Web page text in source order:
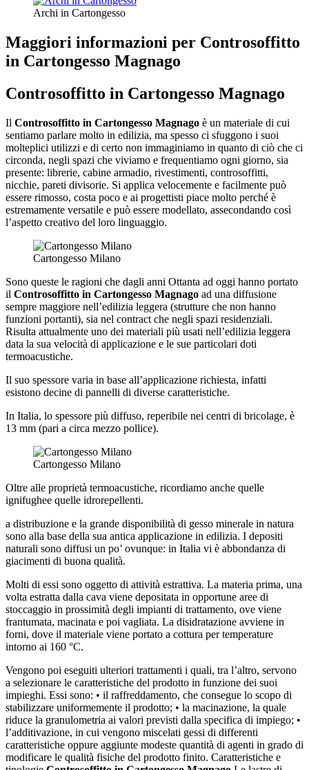
Archi in Cartongesso
Maggiori informazioni per Controsoffitto
in Cartongesso Magnago
Controsoffitto in Cartongesso Magnago
Il Controsoffitto in Cartongesso Magnago è un materiale di cui
sentiamo parlare molto in edilizia, ma spesso ci sfuggono i suoi
molteplici utilizzi e di certo non immaginiamo in quanto di ciò che ci
circonda, negli spazi che viviamo e frequentiamo ogni giorno, sia
presente: librerie, cabine armadio, rivestimenti, controsoffitti,
nicchie, pareti divisorie. Si applica velocemente e facilmente può
essere rimosso, costa poco e ai progettisti piace molto perché è
estremamente versatile e può essere modellato, assecondando così
l’aspetto creativo del loro linguaggio.
Cartongesso Milano
Sono queste le ragioni che dagli anni Ottanta ad oggi hanno portato
il Controsoffitto in Cartongesso Magnago ad una diffusione
sempre maggiore nell’edilizia leggera (strutture che non hanno
funzioni portanti), sia nel contract che negli spazi residenziali.
Risulta attualmente uno dei materiali più usati nell’edilizia leggera
data la sua velocità di applicazione e le sue particolari doti
termoacustiche.
Il suo spessore varia in base all’applicazione richiesta, infatti
esistono decine di pannelli di diverse caratteristiche.
In Italia, lo spessore più diffuso, reperibile nei centri di bricolage, è
13 mm (pari a circa mezzo pollice).
Cartongesso Milano
Oltre alle proprietà termoacustiche, ricordiamo anche quelle
ignifughee quelle idrorepellenti.
a distribuzione e la grande disponibilità di gesso minerale in natura
sono alla base della sua antica applicazione in edilizia. I depositi
naturali sono diffusi un po’ ovunque: in Italia vi è abbondanza di
giacimenti di buona qualità.
Molti di essi sono oggetto di attività estrattiva. La materia prima, una
volta estratta dalla cava viene depositata in opportune aree di
stoccaggio in prossimità degli impianti di trattamento, ove viene
frantumata, macinata e poi vagliata. La disidratazione avviene in
forni, dove il materiale viene portato a cottura per temperature
intorno ai 160 °C.
Vengono poi eseguiti ulteriori trattamenti i quali, tra l’altro, servono
a selezionare le caratteristiche del prodotto in funzione dei suoi
impieghi. Essi sono: • il raffreddamento, che consegue lo scopo di
stabilizzare uniformemente il prodotto; • la macinazione, la quale
riduce la granulometria ai valori previsti dalla specifica di impiego; •
l’additivazione, in cui vengono miscelati gessi di differenti
caratteristiche oppure aggiunte modeste quantità di agenti in grado di
modificare le qualità fisiche del prodotto finito. Caratteristiche e